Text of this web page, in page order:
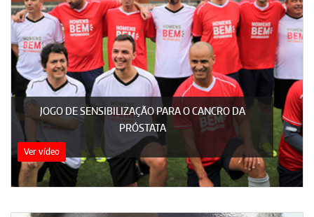
JOGO DE SENSIBILIZAÇÃO PARA O CANCRO DA
PRÓSTATA
Ver vídeo